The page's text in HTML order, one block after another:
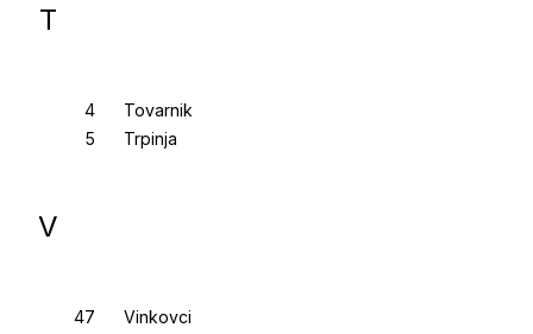
T
Tovarnik
Trpinja
V
Vinkovci